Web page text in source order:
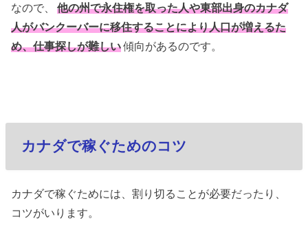
なので、
他の州で永住権を取った人や東部出身のカナダ
人がバンクーバーに移住することにより人口が増えるた
め、仕事探しが難しい傾向があるのです。
カナダで稼ぐためのコツ
カナダで稼ぐためには、割り切ることが必要だったり、
コツがいります。